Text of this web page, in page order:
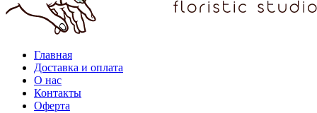
Главная
Доставка и оплата
О нас
Контакты
Оферта